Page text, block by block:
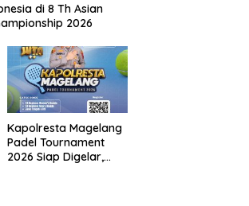
di 8 Th Asian
2026
Kapolresta Magelang
Padel Tournament
2026 Siap Digelar,